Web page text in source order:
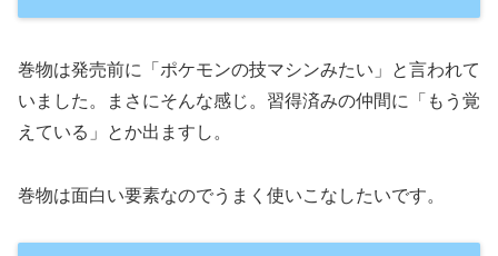
巻物は発売前に「ポケモンの技マシンみたい」と言われて
いました。まさにそんな感じ。習得済みの仲間に「もう覚
えている」とか出ますし。
巻物は面白い要素なのでうまく使いこなしたいです。